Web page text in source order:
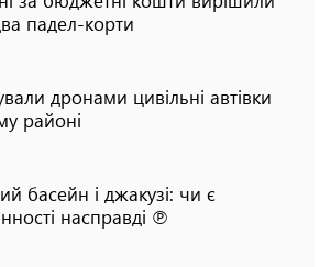
падел-корти
дронами цивільні автівки
районі
басейн і джакузі: чи є
насправді ℗